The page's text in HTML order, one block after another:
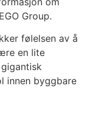
Group.
følelsen av å
en lite
innen byggbare